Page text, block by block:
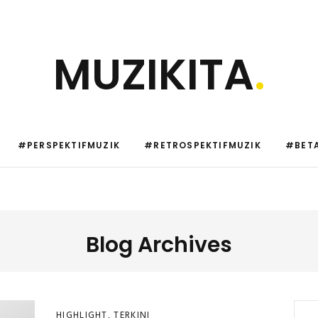
MUZIKITA.
#PERSPEKTIFMUZIK #RETROSPEKTIFMUZIK
Blog Archives